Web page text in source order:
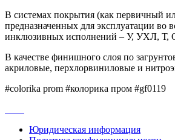
В системах покрытия (как первичный
предназначенных для эксплуатации во
инклюзивных исполнений – У, УХЛ, Т,
В качестве финишного слоя по
акриловые, перхлорвиниловые и
#colorika prom #колорика пром #gf0119
Юридическая информация